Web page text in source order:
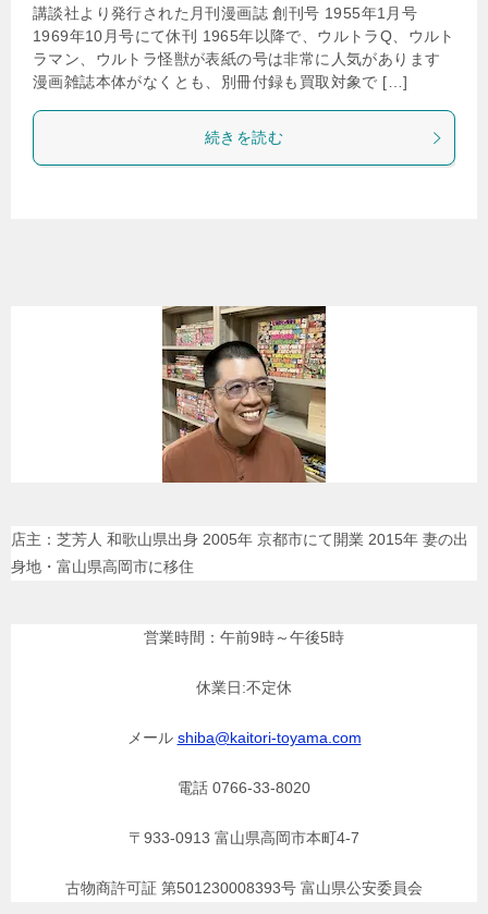
講談社より発行された月刊漫画誌 創刊号 1955年1月号
1969年10月号にて休刊 1965年以降で、ウルトラQ、ウルト
ラマン、ウルトラ怪獣が表紙の号は非常に人気があります
漫画雑誌本体がなくとも、別冊付録も買取対象で […]
続きを読む
店主：芝芳人 和歌山県出身 2005年 京都市にて開業 2015年 妻の出
身地・富山県高岡市に移住
営業時間：午前9時～午後5時
休業日:不定休
メール shiba@kaitori-toyama.com
電話 0766-33-8020
〒933-0913 富山県高岡市本町4-7
古物商許可証 第501230008393号 富山県公安委員会